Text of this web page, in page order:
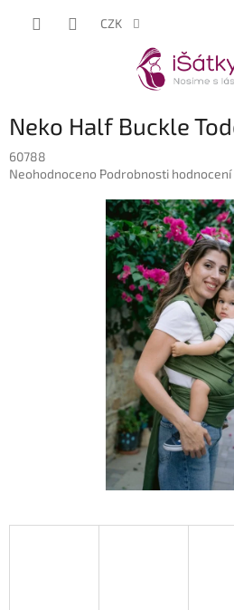
CZK
Neko Half Buckle
60788
Průměrné
Neohodnoceno Podrobnosti hodnocení